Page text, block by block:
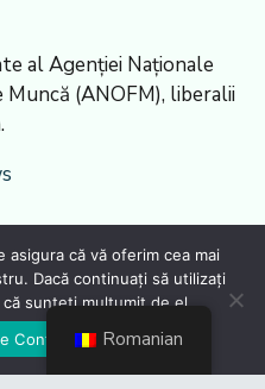
al Agenției Naționale
(ANOFM), liberalii
Romanian
că vă oferim cea mai
Dacă continuați să utilizați
sunteți mulțumit de el.
Confidențialiate